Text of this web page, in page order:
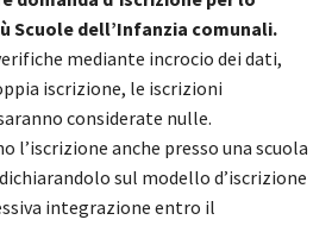
Scuole dell’Infanzia comunali.
mediante incrocio dei dati,
iscrizione, le iscrizioni
considerate nulle.
l’iscrizione anche presso una scuola
sul modello d’iscrizione
integrazione entro il